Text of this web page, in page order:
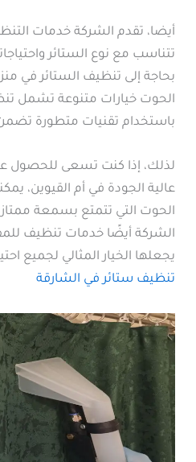
أيضا، تقدم الشركة خدمات
تتناسب مع نوع الستائر
بحاجة إلى تنظيف الستائر في
الحوت خيارات متنوعة تشمل
باستخدام تقنيات متطورة
لذلك، إذا كنت تسعى للحصول
عالية الجودة في أم القيوين،
الحوت التي تتمتع بسمعة
الشركة أيضًا خدمات تنظيف
يجعلها الخيار المثالي لجميع
تنظيف ستائر في الشارقة